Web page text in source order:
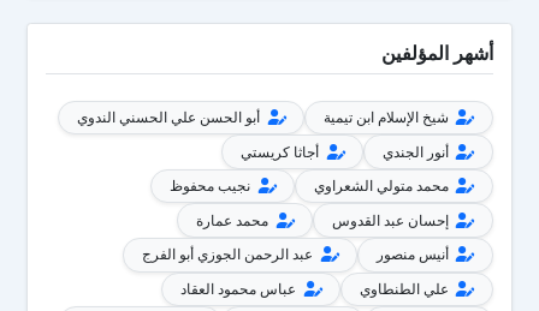
أشهر المؤلفين
شيخ الإسلام ابن تيمية
أبو الحسن علي الحسني الندوي
أنور الجندي
أجاثا كريستي
محمد متولي الشعراوي
نجيب محفوظ
إحسان عبد القدوس
محمد عمارة
أنيس منصور
عبد الرحمن الجوزي أبو الفرج
علي الطنطاوي
عباس محمود العقاد